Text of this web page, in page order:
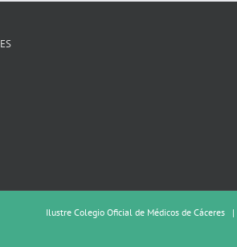
Ilustre Colegio Oficial de Médicos de Cáceres |